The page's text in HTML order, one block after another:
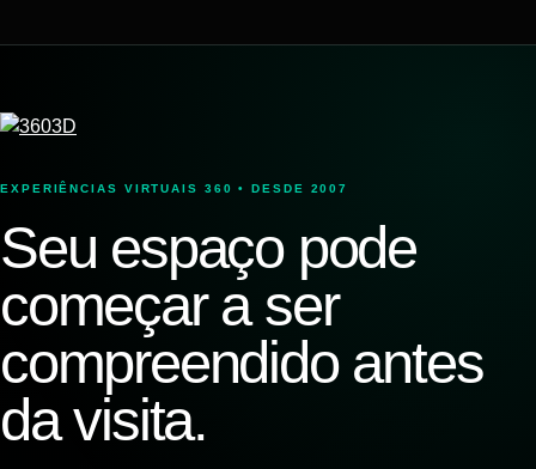
EXPERIÊNCIAS VIRTUAIS 360 • DESDE 2007
Seu espaço pode
começar a ser
compreendido antes
da visita.